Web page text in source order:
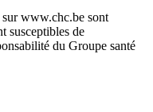
www.chc.be sont
susceptibles de
du Groupe santé